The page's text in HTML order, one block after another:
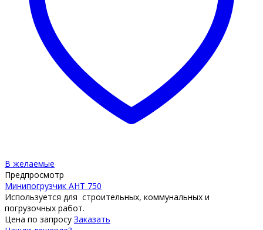
В желаемые
Предпросмотр
Минипогрузчик АНТ 750
Используется для строительных, коммунальных и
погрузочных работ.
Цена по запросу Заказать